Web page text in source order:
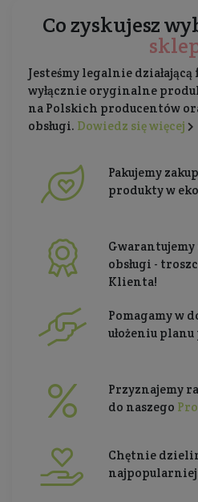
Co zyskujesz
Jesteśmy legalnie
wyłącznie oryginalne
na Polskich producentów
obsługi. Dowiedz się więcej
Pakujemy
produkty w
Gwarantujemy
obsługi -
Klienta!
Pomagamy w
ułożeniu
Przyznajemy
do naszego
Chętnie